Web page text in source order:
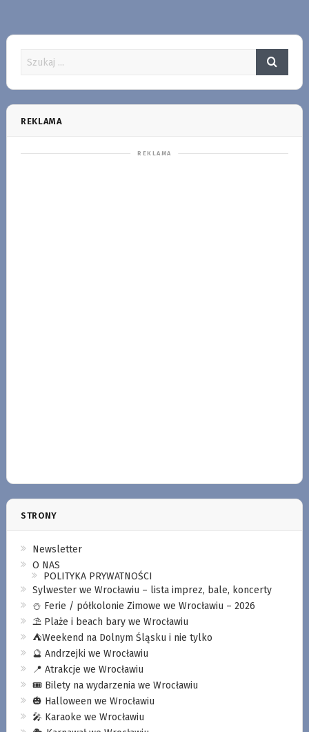
REKLAMA
STRONY
Newsletter
O NAS
POLITYKA PRYWATNOŚCI
Sylwester we Wrocławiu – lista imprez, bale, koncerty
⛄️ Ferie / półkolonie Zimowe we Wrocławiu – 2026
⛱️ Plaże i beach bary we Wrocławiu
⛺️Weekend na Dolnym Śląsku i nie tylko
🔮 Andrzejki we Wrocławiu
📍 Atrakcje we Wrocławiu
🎟️ Bilety na wydarzenia we Wrocławiu
🎃 Halloween we Wrocławiu
🎤 Karaoke we Wrocławiu